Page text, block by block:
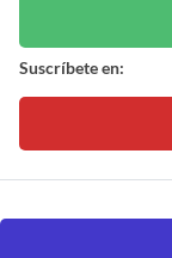
Suscríbete en: